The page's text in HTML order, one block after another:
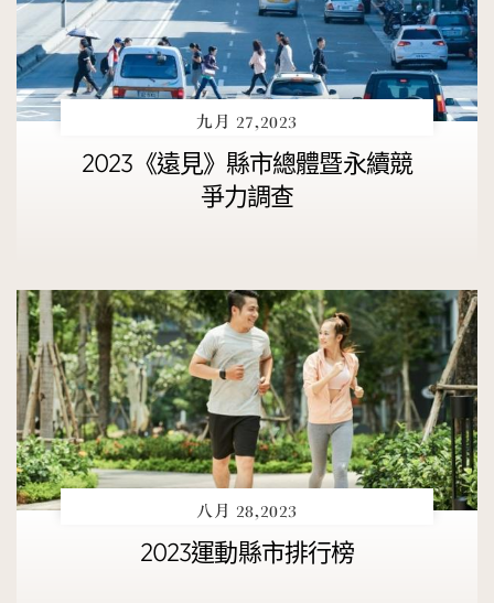
九月 27,2023
2023《遠見》縣市總體暨永續競
爭力調查
八月 28,2023
2023運動縣市排行榜